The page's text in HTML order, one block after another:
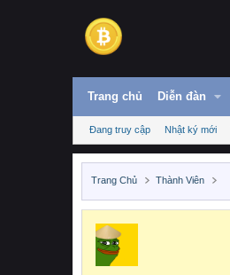
Trang chủ Diễn đàn
Đang truy cập Nhật ký mới
Trang Chủ Thành Viên